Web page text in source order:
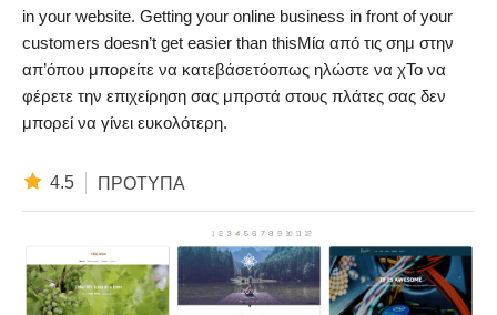
in your website. Getting your online business in front of your
customers doesn’t get easier than thisΜία από τις σημ στην
απ’όπου μπορείτε να κατεβάσετόοπως ηλώστε να χΤο να
φέρετε την επιχείρηση σας μπρστά στους πλάτες σας δεν
μπορεί να γίνει ευκολότερη.
4.5 ΠΡΌΤΥΠΑ